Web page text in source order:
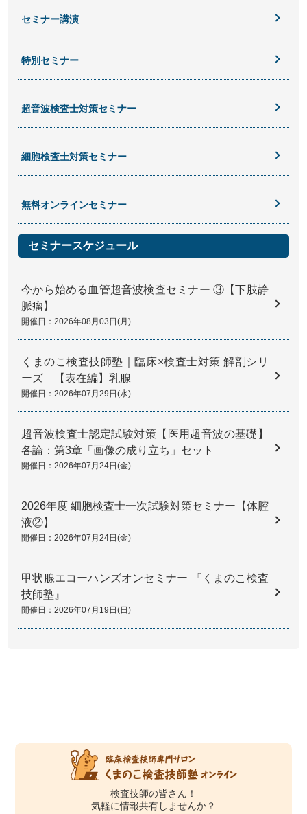
セミナー講演
特別セミナー
超音波検査士対策セミナー
細胞検査士対策セミナー
無料オンラインセミナー
セミナースケジュール
今から始める血管超音波検査セミナー ③【下肢静
脈瘤】
開催日：2026年08月03日(月)
くまのこ検査技師塾｜臨床×検査士対策 解剖シリ
ーズ 【表在編】乳腺
開催日：2026年07月29日(水)
超音波検査士認定試験対策【医用超音波の基礎】
各論：第3章「画像の成り立ち」セット
開催日：2026年07月24日(金)
2026年度 細胞検査士一次試験対策セミナー【体腔
液②】
開催日：2026年07月24日(金)
甲状腺エコーハンズオンセミナー 『くまのこ検査
技師塾』
開催日：2026年07月19日(日)
検査技師の皆さん！
気軽に情報共有しませんか？